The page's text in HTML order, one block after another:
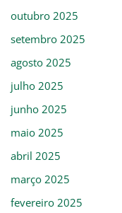
outubro 2025
setembro 2025
agosto 2025
julho 2025
junho 2025
maio 2025
abril 2025
março 2025
fevereiro 2025